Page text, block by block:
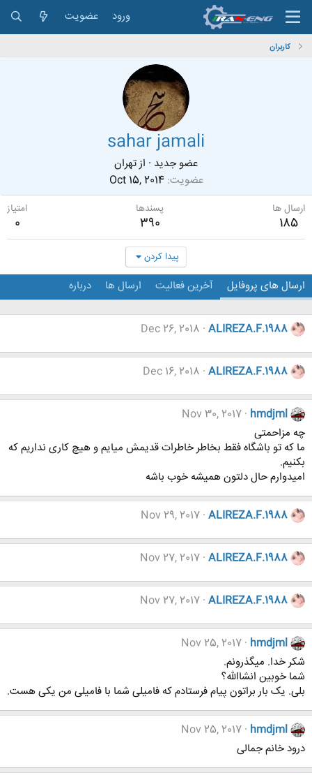
ورود عضویت
کاربران
sahar jamali
عضو جدید · ازتهران
عضویت Oct 15, 2014
ارسال ها
185
پسندها
390
امتیاز
0
پیدا کردن
ارسال های پروفایل آخرین فعالیت ارسال ها درباره
ALIREZA.F.1988
Dec 26, 2018
ALIREZA.F.1988
Dec 16, 2018
hmdjml
Nov 30, 2017
چه مزاحمتی
ما که تو باشگاه فقط بخاطر خاطرات قدیمش میایم و هیچ کاری نداریم که
بکنیم.
امیدوارم حال دلتون همیشه خوب باشه
ALIREZA.F.1988
Nov 29, 2017
ALIREZA.F.1988
Nov 27, 2017
ALIREZA.F.1988
Nov 27, 2017
hmdjml
Nov 25, 2017
شکر خدا. میگذرونم.
شما خوبین انشاالله؟
بلی. یک بار براتون پیام فرستادم که فامیلی شما با فامیلی من یکی هست.
hmdjml
Nov 25, 2017
درود خانم جمالی